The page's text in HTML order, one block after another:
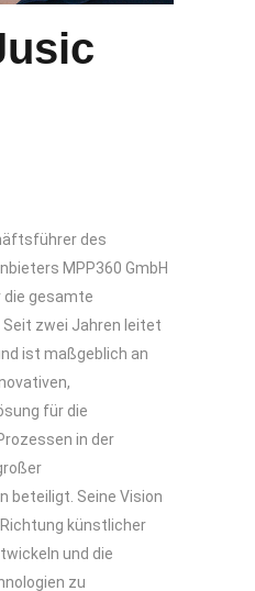
des
MPP360 GmbH
gesamte
zwei Jahren leitet
ist maßgeblich an
für die
in der
beteiligt. Seine Vision
künstlicher
und die
zu